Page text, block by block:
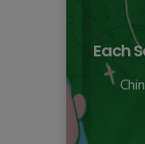
Each